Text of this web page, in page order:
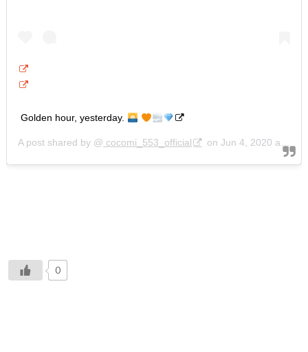
Golden hour, yesterday.
A post shared by @ cocomi_553_official on Jun 4, 2020 at 5:54pm PDT
0